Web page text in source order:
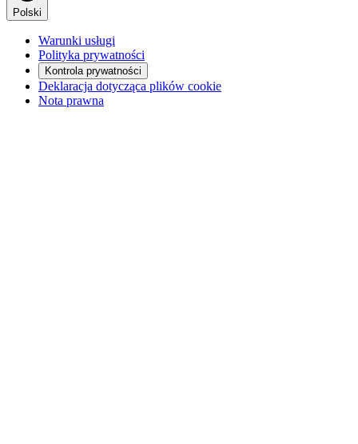
Polski
Warunki usługi
Polityka prywatności
Kontrola prywatności
Deklaracja dotycząca plików cookie
Nota prawna